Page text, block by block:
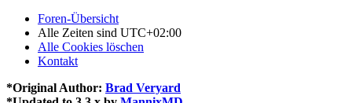
Foren-Übersicht
Alle Zeiten sind UTC+02:00
Alle Cookies löschen
Kontakt
*Original Author: Brad Veryard